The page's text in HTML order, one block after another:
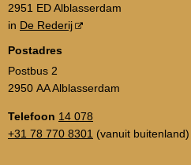
2951 ED Alblasserdam
in De Rederij
Postadres
Postbus 2
2950 AA Alblasserdam
Telefoon 14 078
+31 78 770 8301 (vanuit buitenland)